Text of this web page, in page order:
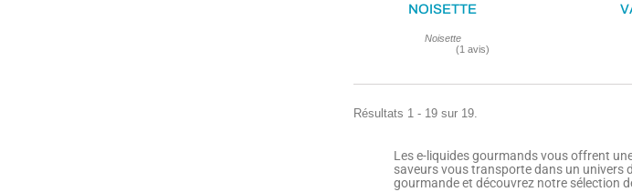
NOISETTE
Noisette
Résultats 1 - 19 sur 19.
Les e-liquides gourmands vous offrent
saveurs vous transporte dans un univers
gourmande et découvrez notre sélection